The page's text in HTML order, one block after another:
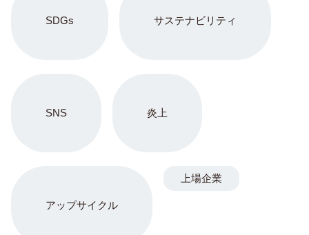
SDGs サステナビリティ
SNS 炎上
アップサイクル
上場企業